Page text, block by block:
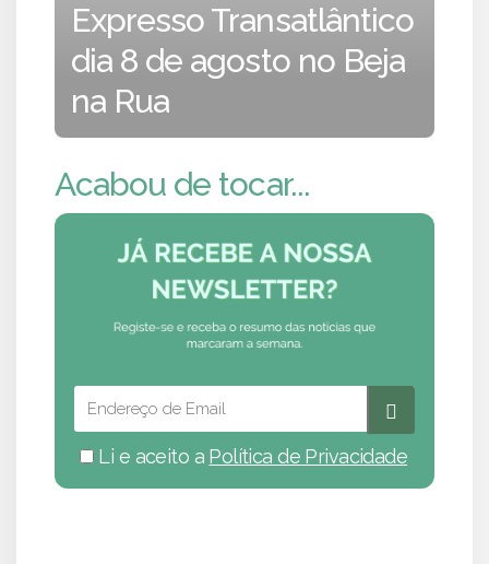
Expresso Transatlântico
dia 8 de agosto no Beja
na Rua
Acabou de tocar...
Li e aceito a Política de Privacidade